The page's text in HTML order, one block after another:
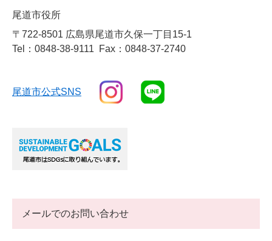
尾道市役所
〒722-8501 広島県尾道市久保一丁目15-1
Tel：0848-38-9111
Fax：0848-37-2740
尾道市公式SNS
メールでのお問い合わせ